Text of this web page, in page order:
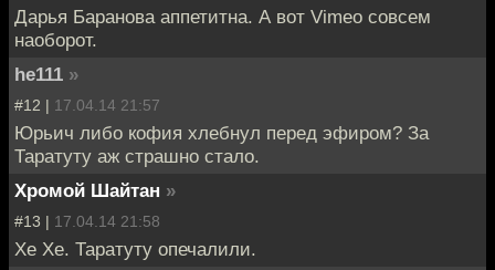
Дарья Баранова аппетитна. А вот Vimeo совсем
наоборот.
he111 »
#12 | 17.04.14 21:57
Юрьич либо кофия хлебнул перед эфиром? За
Таратуту аж страшно стало.
Хромой Шайтан »
#13 | 17.04.14 21:58
Хе Хе. Таратуту опечалили.